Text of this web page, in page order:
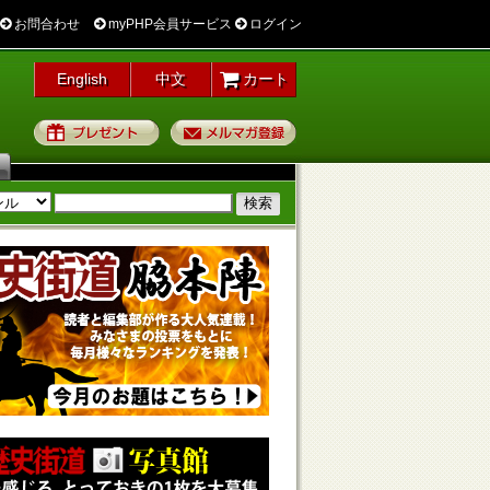
お問合わせ myPHP会員サービス ログイン
English 中文 カート
プレゼント